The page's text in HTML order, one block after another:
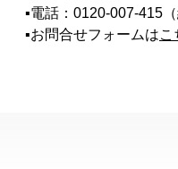
▪電話： 0120-007-415
▪お問合せフォームはこ